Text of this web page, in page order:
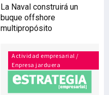
de la cuantía económica
del programa admitida por
el MARF, este organismo
plazo máximo de las
emisiones que se realicen,
que pasará de 12 a 24
meses. Con esta iniciativa,
La Naval construirá un
buque offshore
multipropósito
Actividad empresarial /
Enpresa jarduera